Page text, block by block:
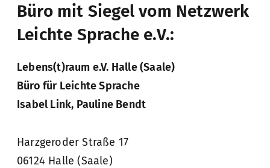
Büro mit Siegel vom Netzwerk
Leichte Sprache e.V.:
Lebens(t)raum e.V. Halle (Saale)
Büro für Leichte Sprache
Isabel Link, Pauline Bendt
Harzgeroder Straße 17
06124 Halle (Saale)